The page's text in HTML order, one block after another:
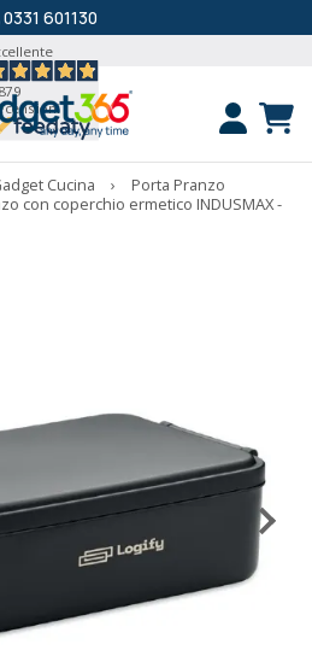
0331 601130
Cucina ›
Porta Pranzo
con coperchio ermetico INDUSMAX -